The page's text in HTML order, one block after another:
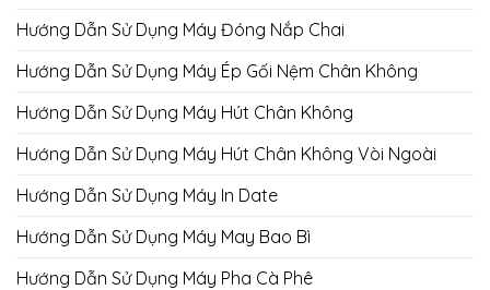
Hướng Dẫn Sử Dụng Máy Đóng Nắp Chai
Hướng Dẫn Sử Dụng Máy Ép Gối Nệm Chân Không
Hướng Dẫn Sử Dụng Máy Hút Chân Không
Hướng Dẫn Sử Dụng Máy Hút Chân Không Vòi Ngoài
Hướng Dẫn Sử Dụng Máy In Date
Hướng Dẫn Sử Dụng Máy May Bao Bì
Hướng Dẫn Sử Dụng Máy Pha Cà Phê